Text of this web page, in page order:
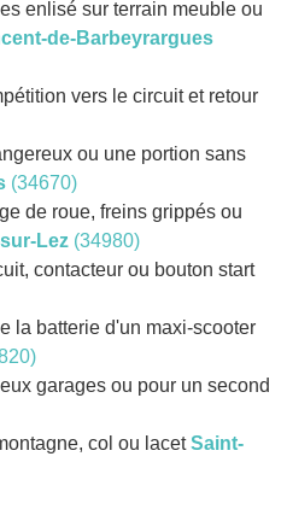
enlisé sur terrain meuble ou
de-Barbeyrargues
vers le circuit et retour
ou une portion sans
(34670)
de roue, freins grippés ou
Lez (34980)
contacteur ou bouton start
la batterie d'un maxi-scooter
garages ou pour un second
col ou lacet Saint-